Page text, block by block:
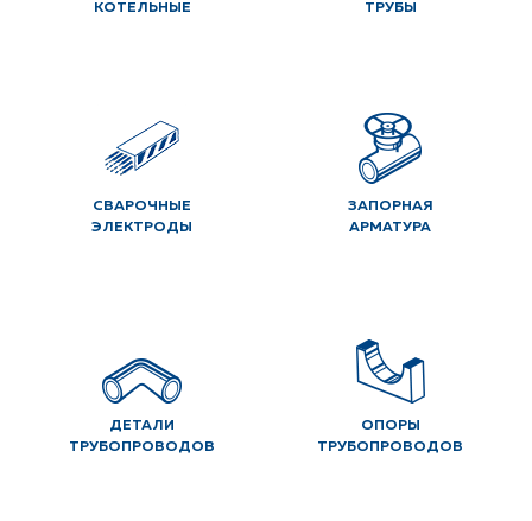
КОТЕЛЬНЫЕ
ТРУБЫ
СВАРОЧНЫЕ
ЭЛЕКТРОДЫ
ЗАПОРНАЯ
АРМАТУРА
ДЕТАЛИ
ТРУБОПРОВОДОВ
ОПОРЫ
ТРУБОПРОВОДОВ